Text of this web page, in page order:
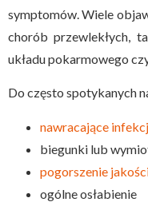
symptomów. Wiele
chorób przewlekłych,
układu pokarmowego
Do często spotykanych
nawracające
biegunki lub
pogorszenie
ogólne osłabienie